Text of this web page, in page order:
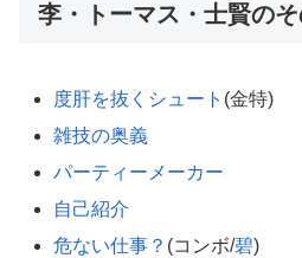
李・トーマス・士賢の
度肝を抜くシュート (金特)
雑技の奥義
パーティーメーカー
自己紹介
危ない仕事？ (コンボ/碧)